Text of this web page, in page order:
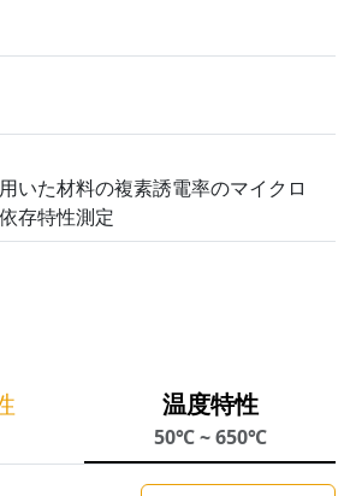
いた材料の複素誘電率のマイクロ
存特性測定
温度特性
50℃ ~ 650℃